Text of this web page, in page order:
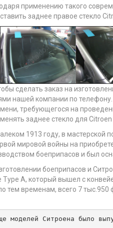
применению такого
заднее правое стекло
сделать заказ на
нашей компании по
требующегося на
заднее стекло для
1913 году, в
мировой войны на
боеприпасов и был
боеприпасов и
A, который вышел с
временам, всего 7
Ситроена было